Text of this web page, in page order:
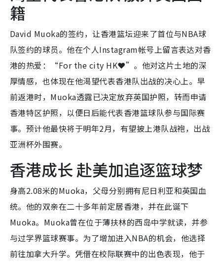
籍
David Muoka的签约，让香港篮坛迎来了首位与NBA球
队签约的球员。他在个人Instagram帐号上留言表达对香
港的热爱：“For the city HK❤️”。他对这片土地的深
厚情感，也体现在他渴望代表香港队出战的决心上。早
前返港时，Muoka透露已决定放弃英国护照，转而申请
香港特区护照，以便日后能代表香港篮球队参与国际赛
事。预计他最快将于明年2月，有望披上港队战袍，出战
亚洲杯外围赛。
香港成长 赴美加追逐篮球梦
身高2.08米的Muoka，父母分别拥有尼日利亚和英国血
统。他的双亲在二十多年前定居香港，并在此诞下
Muoka。Muoka曾在位于薄扶林的西岛中学就读，并参
与过学界篮球赛事。为了增加进入NBA的机会，他选择
前往加拿大升学。凭借在校际联赛中的出色表现，他于